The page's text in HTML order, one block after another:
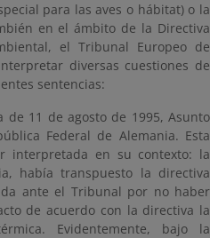
para las aves o hábitat) o la
en el ámbito de la Directiva
el Tribunal Europeo de
diversas cuestiones de
sentencias:
de 11 de agosto de 1995, Asunto
Federal de Alemania. Esta
interpretada en su contexto: la
había transpuesto la directiva
ante el Tribunal por no haber
de acuerdo con la directiva la
Evidentemente, bajo la